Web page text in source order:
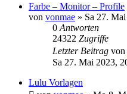
Farbe – Monitor – Profile
von vonmae » Sa 27.
0 Antworten
24322 Zugriffe
Letzter Beitrag von
Sa 27. Mai 2023,
Lulu Vorlagen